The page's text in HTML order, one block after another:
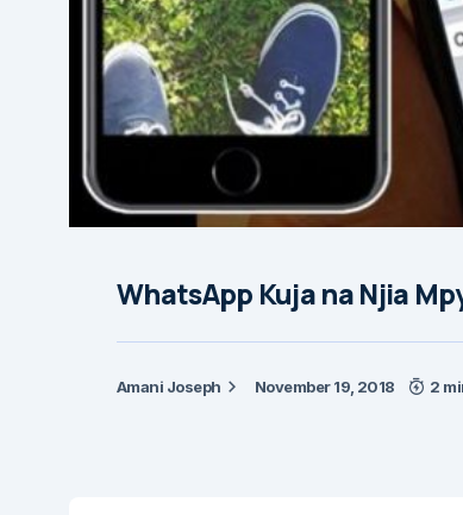
WhatsApp Kuja na Njia
Amani Joseph November 19, 2018 2